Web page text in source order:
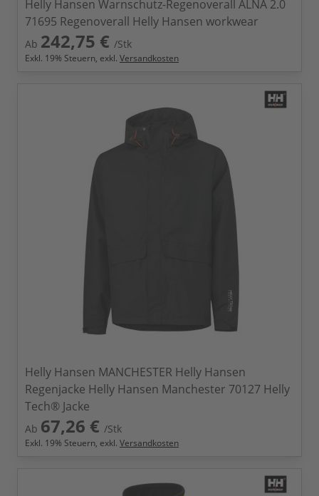
Helly Hansen Warnschutz-Regenoverall ALNA 2.0
71695 Regenoverall Helly Hansen workwear
Ab 242,75 € /Stk
Exkl. 19% Steuern, exkl. Versandkosten
Helly Hansen MANCHESTER Helly Hansen
Regenjacke Helly Hansen Manchester 70127 Helly
Tech® Jacke
Ab 67,26 € /Stk
Exkl. 19% Steuern, exkl. Versandkosten